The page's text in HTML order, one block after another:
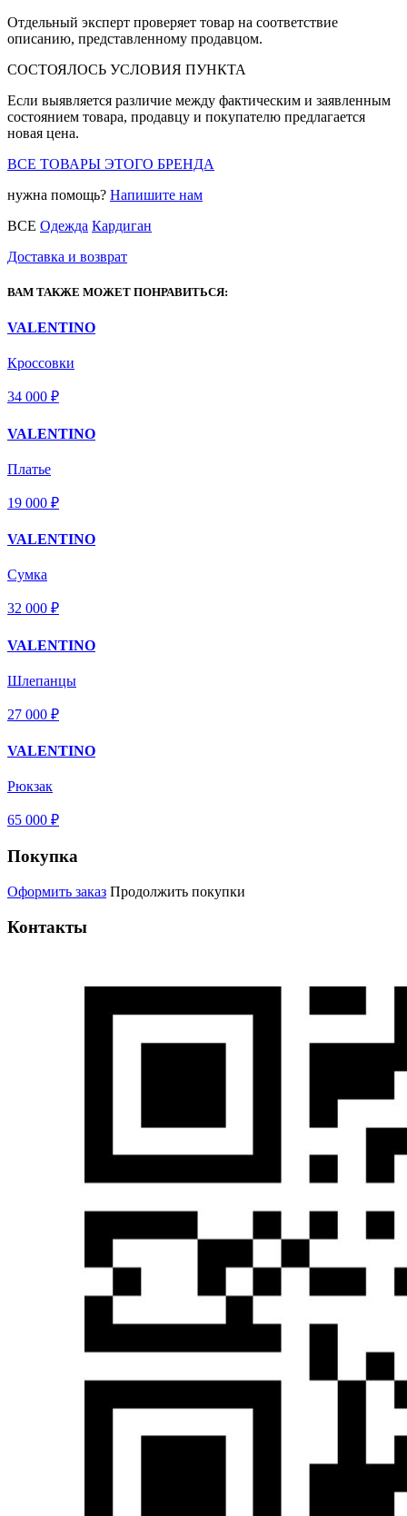
Отдельный эксперт проверяет товар на соответствие
описанию, представленному продавцом.
СОСТОЯЛОСЬ УСЛОВИЯ ПУНКТА
Если выявляется различие между фактическим и заявленным
состоянием товара, продавцу и покупателю предлагается
новая цена.
ВСЕ ТОВАРЫ ЭТОГО БРЕНДА
нужна помощь? Напишите нам
ВСЕ Одежда Кардиган
Доставка и возврат
ВАМ ТАКЖЕ МОЖЕТ ПОНРАВИТЬСЯ:
VALENTINO
Кроссовки
34 000 ₽
VALENTINO
Платье
19 000 ₽
VALENTINO
Сумка
32 000 ₽
VALENTINO
Шлепанцы
27 000 ₽
VALENTINO
Рюкзак
65 000 ₽
Покупка
Оформить заказ Продолжить покупки
Контакты